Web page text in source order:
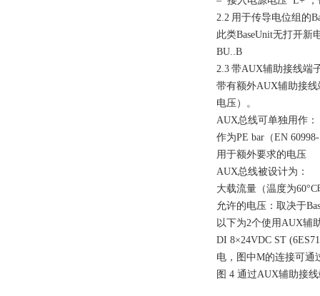
2.2 用于传导电位组的
此类BaseUnit无打开新
BU..B
2.3 带AUX辅助接线端
带有额外AUX辅助接线
电压）。
AUX总线可单独用作：
作为PE bar （EN
用于额外要求的电压
AUX总线被设计为：
大载流量（温度为60°C
允许的电压：取决于
以下为2个使用AUX辅
DI 8×24VDC ST
电，图中M的连接可通
图 4 通过AUX辅助接